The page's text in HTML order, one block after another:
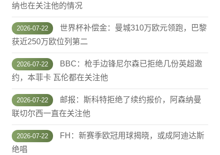
纳也在关注他的情况
2026-07-22
世界杯补偿金：曼城310万欧元领跑，巴黎
获近250万欧位列第二
2026-07-22
BBC：枪手边锋尼尔森已拒绝几份英超邀
约，本菲卡 瓦伦都在关注他
2026-07-22
邮报：斯科特拒绝了续约报价，阿森纳曼
联切尔西一直在关注他
2026-07-22
FH：新赛季欧冠用球揭晓，或成阿迪达斯
绝唱